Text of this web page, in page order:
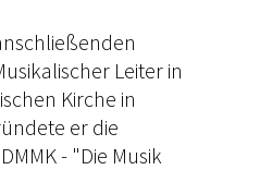
Leiter in
Kirche in
er die
- "Die Musik